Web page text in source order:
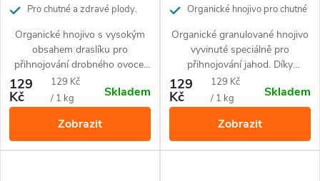
Pro chutné a zdravé plody.
Organické hnojivo s vysokým
obsahem draslíku pro
přihnojování drobného ovoce.
Drobné granule uvolňují živiny
postupně po dobu 3 měsíců.
Hnojivo obsahuje 100%
přírodní suroviny a je vhodné
pro ekologické pěstování.
Hnojivo nezasoluje půdu a
129
Kč
Měrná
cena:
129 Kč
/ 1 kg
Skladem
Zobrazit
Organické hnojivo pro chutné
měsíce.
Organické granulované hnojivo
vyvinuté speciálně pro
přihnojování jahod. Díky
přírodnímu složení je vhodné
pro ekologické pěstování. Živiny
uvolňuje postupně po dobu až
3 měsíců.
129
Kč
Měrná
cena:
129 Kč
/ 1 kg
Skladem
Zobrazit